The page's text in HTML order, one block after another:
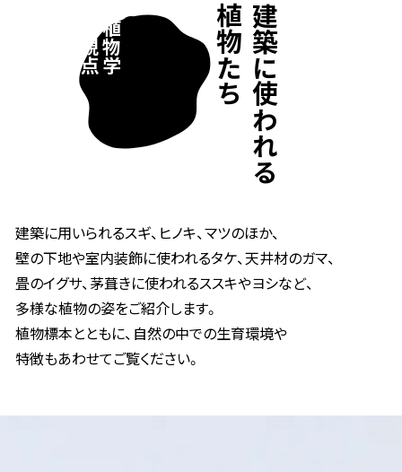
02
植物学
の視点 建築に使われる
植物たち
建築に用いられるスギ、ヒノキ、マツのほか、
壁の下地や室内装飾に使われるタケ、天井材のガマ、
畳のイグサ、茅葺きに使われるススキやヨシなど、
多様な植物の姿をご紹介します。
植物標本とともに、自然の中での生育環境や
特徴もあわせてご覧ください。